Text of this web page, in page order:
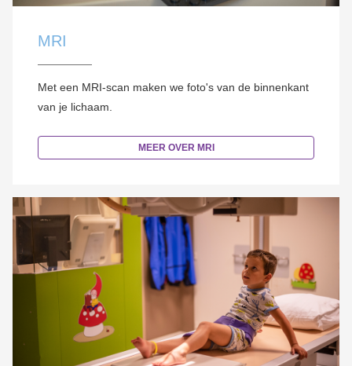
MRI
Met een MRI-scan maken we foto's van de binnenkant
van je lichaam.
MEER OVER MRI